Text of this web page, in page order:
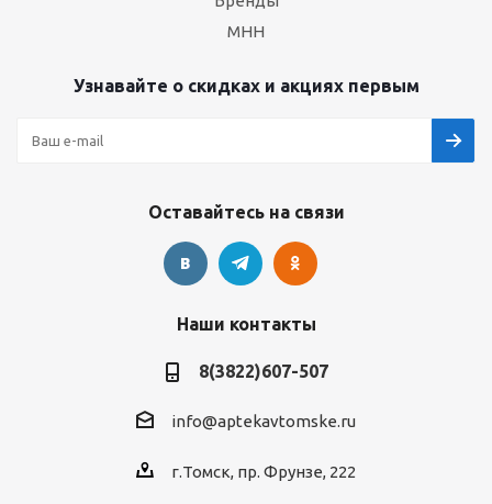
МНН
Узнавайте о скидках и акциях первым
Оставайтесь на связи
Наши контакты
8(3822)607-507
info@aptekavtomske.ru
г.Томск, пр. Фрунзе, 222